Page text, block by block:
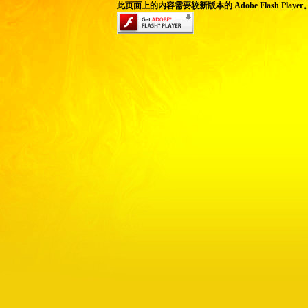
此页面上的内容需要较新版本的 Adobe Flash Player